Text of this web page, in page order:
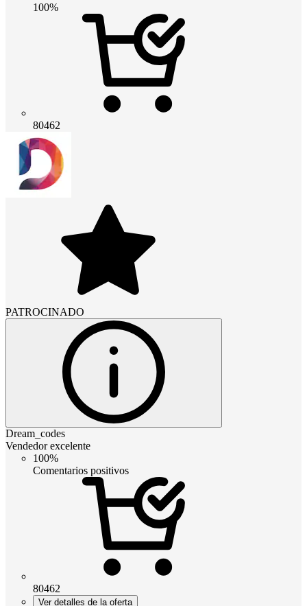
100%
80462
PATROCINADO
Dream_codes
Vendedor excelente
100%
Comentarios positivos
80462
Ver detalles de la oferta